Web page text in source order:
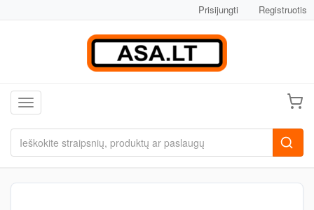
Prisijungti Registruotis
Toggle navigation